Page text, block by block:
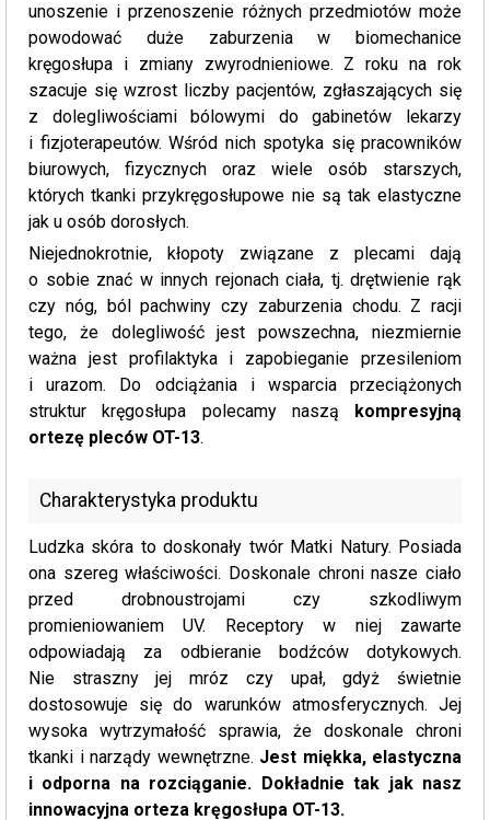
unoszenie i przenoszenie różnych przedmiotów może
powodować duże zaburzenia w biomechanice
kręgosłupa i zmiany zwyrodnieniowe. Z roku na rok
szacuje się wzrost liczby pacjentów, zgłaszających się
z dolegliwościami bólowymi do gabinetów lekarzy
i fizjoterapeutów. Wśród nich spotyka się pracowników
biurowych, fizycznych oraz wiele osób starszych,
których tkanki przykręgosłupowe nie są tak elastyczne
jak u osób dorosłych.
Niejednokrotnie, kłopoty związane z plecami dają
o sobie znać w innych rejonach ciała, tj. drętwienie rąk
czy nóg, ból pachwiny czy zaburzenia chodu. Z racji
tego, że dolegliwość jest powszechna, niezmiernie
ważna jest profilaktyka i zapobieganie przesileniom
i urazom. Do odciążania i wsparcia przeciążonych
struktur kręgosłupa polecamy naszą
kompresyjną
ortezę pleców OT-13.
Charakterystyka produktu
Ludzka skóra to doskonały twór Matki Natury. Posiada
ona szereg właściwości. Doskonale chroni nasze ciało
przed drobnoustrojami czy szkodliwym
promieniowaniem UV. Receptory w niej zawarte
odpowiadają za odbieranie bodźców dotykowych.
Nie straszny jej mróz czy upał, gdyż świetnie
dostosowuje się do warunków atmosferycznych. Jej
wysoka wytrzymałość sprawia, że doskonale chroni
tkanki i narządy wewnętrzne. Jest miękka, elastyczna
i odporna na rozciąganie. Dokładnie tak jak nasz
innowacyjna orteza kręgosłupa OT-13.